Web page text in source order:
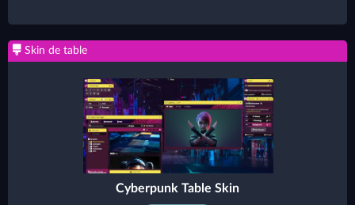
Skin de table
Cyberpunk Table Skin